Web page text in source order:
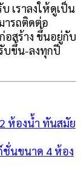
เราลงให้ดูเป็น
ารถติดต่อ
อสร้าง ขึ้นอยู่กับ
บขึ้น-ลงทุกปี
ห้องน้ำ ทันสมัย
ชั่นขนาด 4 ห้อง